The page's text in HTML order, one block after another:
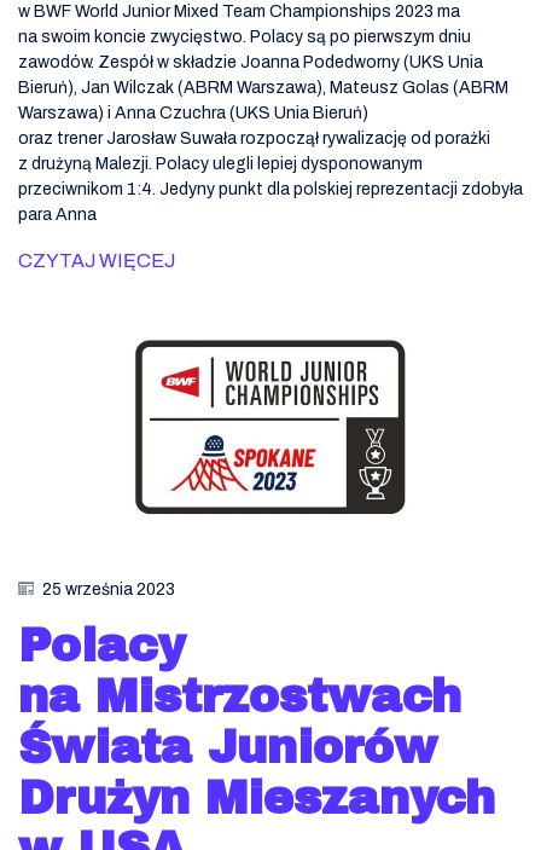
w BWF World Junior Mixed Team Championships 2023 ma
na swoim koncie zwycięstwo. Polacy są po pierwszym dniu
zawodów. Zespół w składzie Joanna Podedworny (UKS Unia
Bieruń), Jan Wilczak (ABRM Warszawa), Mateusz Golas (ABRM
Warszawa) i Anna Czuchra (UKS Unia Bieruń)
oraz trener Jarosław Suwała rozpoczął rywalizację od porażki
z drużyną Malezji. Polacy ulegli lepiej dysponowanym
przeciwnikom 1:4. Jedyny punkt dla polskiej reprezentacji zdobyła
para Anna
CZYTAJ WIĘCEJ
25 września 2023
Polacy
na Mistrzostwach
Świata Juniorów
Drużyn Mieszanych